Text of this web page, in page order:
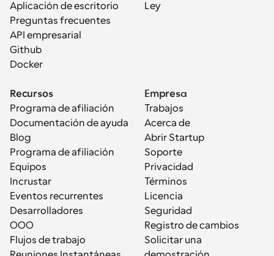
Aplicación de escritorio
Preguntas frecuentes
API empresarial
Github
Docker
Ley
Recursos
Programa de afiliación
Documentación de ayuda
Blog
Programa de afiliación
Equipos
Incrustar
Eventos recurrentes
Desarrolladores
OOO
Flujos de trabajo
Empresa
Trabajos
Acerca de
Abrir Startup
Soporte
Privacidad
Términos
Licencia
Seguridad
Registro de cambios
Solicitar una